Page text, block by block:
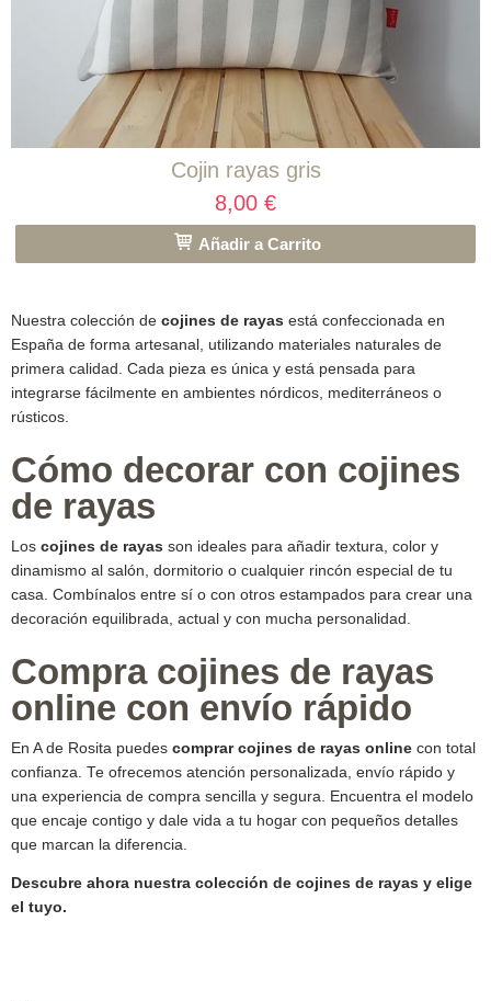
Cojin rayas gris
8,00 €
Añadir a Carrito
Nuestra colección de cojines de rayas está confeccionada en
España de forma artesanal, utilizando materiales naturales de
primera calidad. Cada pieza es única y está pensada para
integrarse fácilmente en ambientes nórdicos, mediterráneos o
rústicos.
Cómo decorar con cojines
de rayas
Los cojines de rayas son ideales para añadir textura, color y
dinamismo al salón, dormitorio o cualquier rincón especial de tu
casa. Combínalos entre sí o con otros estampados para crear una
decoración equilibrada, actual y con mucha personalidad.
Compra cojines de rayas
online con envío rápido
En A de Rosita puedes comprar cojines de rayas online con total
confianza. Te ofrecemos atención personalizada, envío rápido y
una experiencia de compra sencilla y segura. Encuentra el modelo
que encaje contigo y dale vida a tu hogar con pequeños detalles
que marcan la diferencia.
Descubre ahora nuestra colección de cojines de rayas y elige
el tuyo.